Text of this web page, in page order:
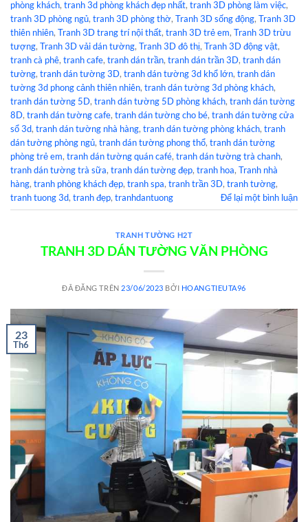
phòng khách, tranh 3d phòng khách đẹp nhất, tranh 3D phòng làm việc,
tranh 3D phòng ngủ, tranh 3D phòng thờ, Tranh 3D sống động, Tranh 3D
thiên nhiên, Tranh 3D trang trí nội thất, tranh 3D trẻ em, Tranh 3D trừu
tượng, Tranh 3D vải dán tường, Tranh 3D đô thị, Tranh 3D động vật,
tranh cà phê, tranh cafe, tranh dán trần, tranh dán trần 3D, tranh dán
tường, tranh dán tường 3D, tranh dán tường 3d khổ lớn, tranh dán
tường 3d phong cảnh thiên nhiên, tranh dán tường 3d phòng khách,
tranh dán tường 5D, tranh dán tường 5D phòng khách, tranh dán tường
8D, tranh dán tường cafe, tranh dán tường cho bé, tranh dán tường cửa
sổ 3d, tranh dán tường nhà hàng, tranh dán tường phòng khách, tranh
dán tường phòng ngủ, tranh dán tường phong thổ, tranh dán tường
phòng trẻ em, tranh dán tường quán café, tranh dán tường trà chanh,
tranh dán tường trà sữa, tranh dán tường đẹp, tranh hoa, Tranh nhà
hàng, tranh phòng khách đẹp, tranh spa, tranh trần 3D, tranh tường,
tranh tuong 3d, tranh đẹp, tranhdantuong Để lại một bình luận
TRANH TƯỜNG H2T
TRANH 3D DÁN TƯỜNG VĂN PHÒNG
ĐÃ ĐĂNG TRÊN 23/06/2023 BỞI HOANGTIEUTA96
23
Th6